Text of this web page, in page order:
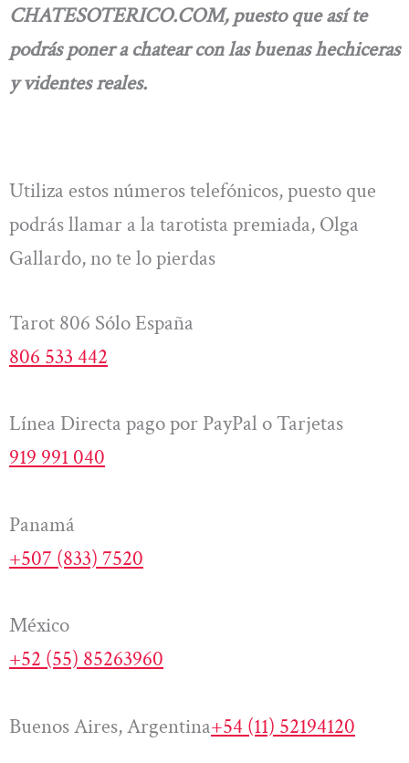
CHATESOTERICO.COM, puesto que así te
podrás poner a chatear con las buenas hechiceras
y videntes reales.
Utiliza estos números telefónicos, puesto que
podrás llamar a la tarotista premiada, Olga
Gallardo, no te lo pierdas
Tarot 806 Sólo España
806 533 442
Línea Directa pago por PayPal o Tarjetas
919 991 040
Panamá
+507 (833) 7520
México
+52 (55) 85263960
Buenos Aires, Argentina+54 (11) 52194120